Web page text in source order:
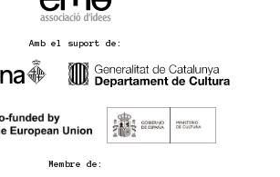
Amb el suport de:
Membre de: